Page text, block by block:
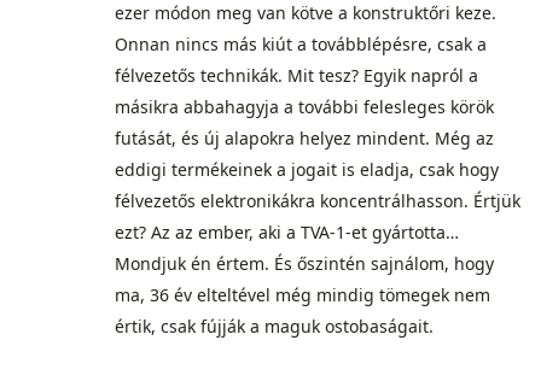
ezer módon meg van kötve a konstruktőri keze.
Onnan nincs más kiút a továbblépésre, csak a
félvezetős technikák. Mit tesz? Egyik napról a
másikra abbahagyja a további felesleges körök
futását, és új alapokra helyez mindent. Még az
eddigi termékeinek a jogait is eladja, csak hogy
félvezetős elektronikákra koncentrálhasson. Értjük
ezt? Az az ember, aki a TVA-1-et gyártotta…
Mondjuk én értem. És őszintén sajnálom, hogy
ma, 36 év elteltével még mindig tömegek nem
értik, csak fújják a maguk ostobaságait.